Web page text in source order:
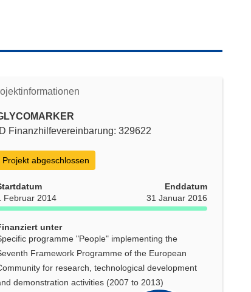
ID Finanzhilfevereinbarung: 329622
Projekt abgeschlossen
Februar 2014
Enddatum
31 Januar 2016
unter
programme "People" implementing the
Framework Programme of the European
for research, technological development
demonstration activities (2007 to 2013)